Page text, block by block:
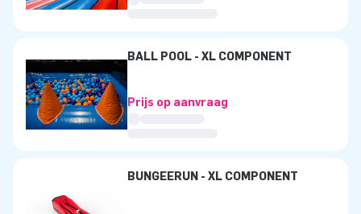
BALL POOL - XL COMPONENT
Prijs op aanvraag
BUNGEERUN - XL COMPONENT